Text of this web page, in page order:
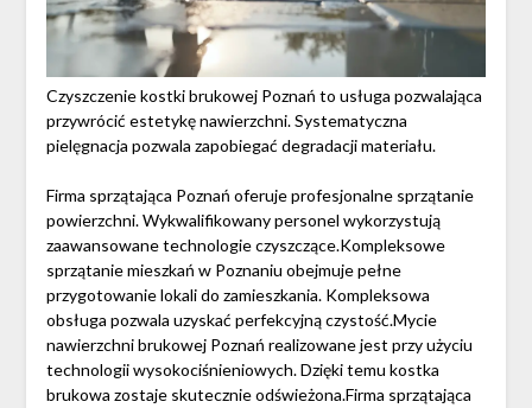
Czyszczenie kostki brukowej Poznań to usługa pozwalająca
przywrócić estetykę nawierzchni. Systematyczna
pielęgnacja pozwala zapobiegać degradacji materiału.
Firma sprzątająca Poznań oferuje profesjonalne sprzątanie
powierzchni. Wykwalifikowany personel wykorzystują
zaawansowane technologie czyszczące.Kompleksowe
sprzątanie mieszkań w Poznaniu obejmuje pełne
przygotowanie lokali do zamieszkania. Kompleksowa
obsługa pozwala uzyskać perfekcyjną czystość.Mycie
nawierzchni brukowej Poznań realizowane jest przy użyciu
technologii wysokociśnieniowych. Dzięki temu kostka
brukowa zostaje skutecznie odświeżona.Firma sprzątająca